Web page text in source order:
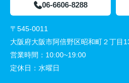
06-6606-8288
〒545-0011
大阪府大阪市阿倍野区昭和町２丁目
営業時間： 10:00~19:00
定休日： 水曜日